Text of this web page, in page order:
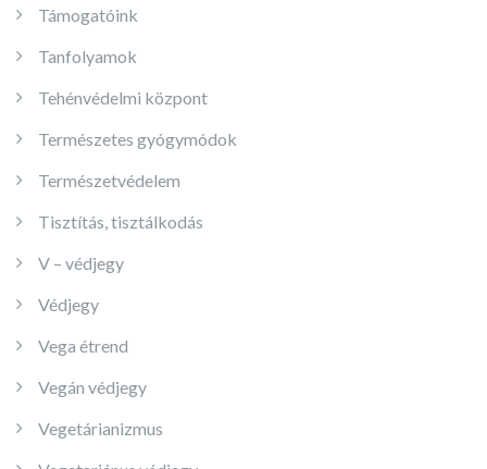
Támogatóink
Tanfolyamok
Tehénvédelmi központ
Természetes gyógymódok
Természetvédelem
Tisztítás, tisztálkodás
V – védjegy
Védjegy
Vega étrend
Vegán védjegy
Vegetárianizmus